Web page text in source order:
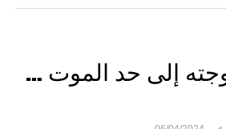
إلى حد الموت …